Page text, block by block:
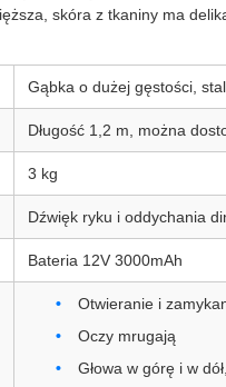
skóra z tkaniny ma
Gąbka o dużej gęstości,
Długość 1,2 m, można
3 kg
Dźwięk ryku i oddychania
Bateria 12V 3000mAh
Otwieranie i
Oczy mrugają
Głowa w górę i w